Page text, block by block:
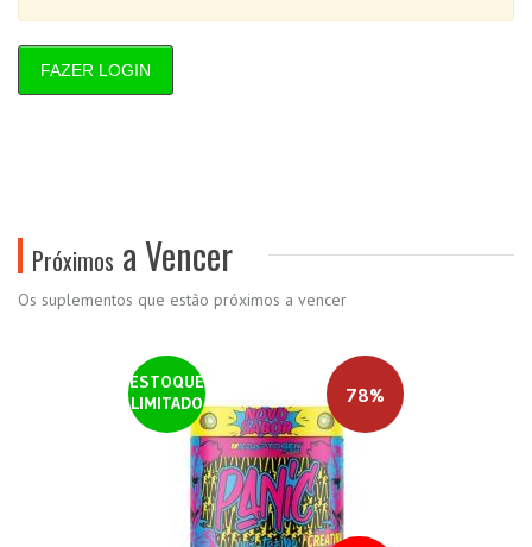
FAZER LOGIN
Próximos a Vencer
Os suplementos que estão próximos a vencer
ESTOQUE
LIMITADO
78%